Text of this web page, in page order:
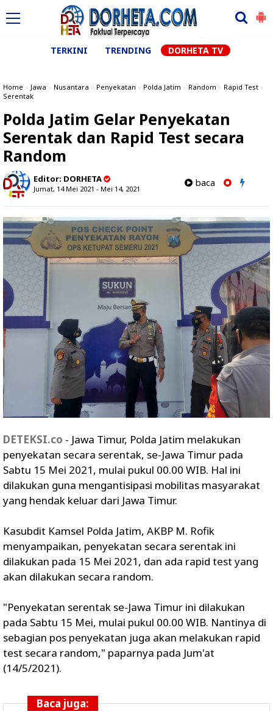
TERKINI TRENDING DORHETA TV
Home » Jawa » Nusantara » Penyekatan » Polda Jatim » Random » Rapid Test »
Serentak
Polda Jatim Gelar Penyekatan
Serentak dan Rapid Test secara
Random
Editor: DORHETA
Jumat, 14 Mei 2021 - Mei 14, 2021
baca
DETEKSI.co - Jawa Timur, Polda Jatim melakukan
penyekatan secara serentak, se-Jawa Timur pada
Sabtu 15 Mei 2021, mulai pukul 00.00 WIB. Hal ini
dilakukan guna mengantisipasi mobilitas masyarakat
yang hendak keluar dari Jawa Timur.
Kasubdit Kamsel Polda Jatim, AKBP M. Rofik
menyampaikan, penyekatan secara serentak ini
dilakukan pada 15 Mei 2021, dan ada rapid test yang
akan dilakukan secara random.
"Penyekatan serentak se-Jawa Timur ini dilakukan
pada Sabtu 15 Mei, mulai pukul 00.00 WIB. Nantinya di
sebagian pos penyekatan juga akan melakukan rapid
test secara random," paparnya pada Jum'at
(14/5/2021).
Baca juga: